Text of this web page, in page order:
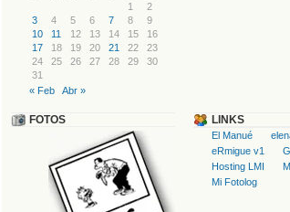
1
2
3
4 5 6 7 8
9
10
11 12 13 14 15
16
17
18 19 20 21 22
23
24
25 26 27 28 29
30
31
« Feb
Abr »
FOTOS LINKS
El Manué
eRmigue v1
Hosting LMI
Mi Fotolog